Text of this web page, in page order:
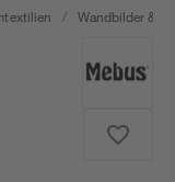
/ Wandbilder &